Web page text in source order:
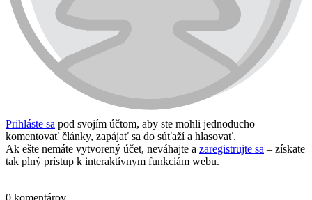
Prihláste sa pod svojím účtom, aby ste mohli jednoducho
komentovať články, zapájať sa do súťaží a hlasovať.
Ak ešte nemáte vytvorený účet, neváhajte a zaregistrujte sa – získate
tak plný prístup k interaktívnym funkciám webu.